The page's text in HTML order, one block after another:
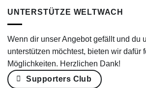
UNTERSTÜTZE WELTWACH
Wenn dir unser Angebot gefällt und du
unterstützen möchtest, bieten wir dafür
Möglichkeiten. Herzlichen Dank!
Supporters Club